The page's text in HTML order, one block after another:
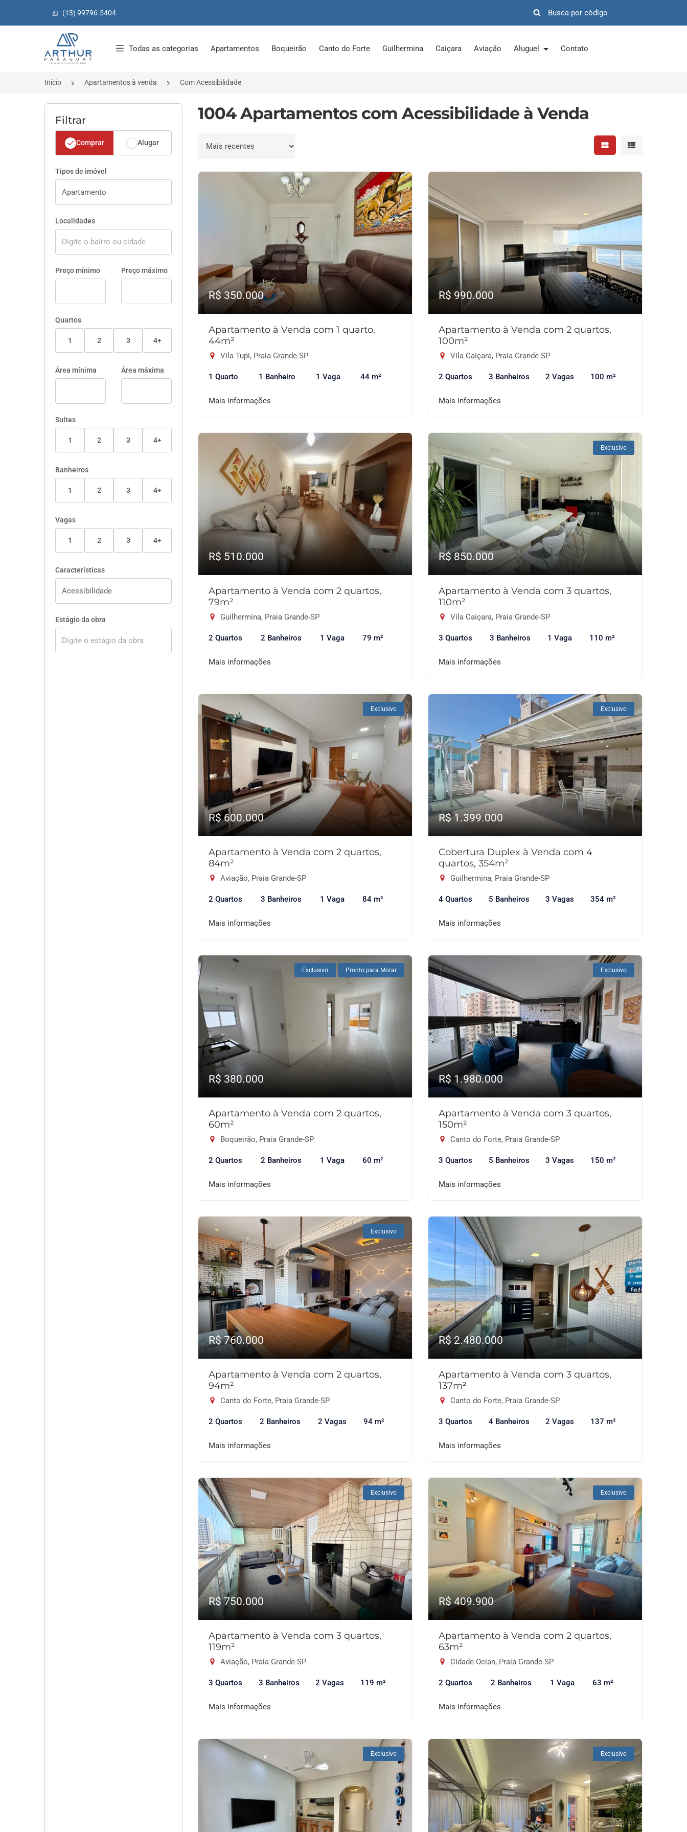
(13) 99796-5404
Página inicial
Todas as categorias Apartamentos Boqueirão Canto do Forte Guilhermina Caiçara Aviação Aluguel Contato
Início Apartamentos à venda Com Acessibilidade
Filtrar
Comprar Alugar
Tipos de imóvel
Localidades
Preço mínimo Preço máximo
Quartos
1 2 3 4+
Área mínima Área máxima
Suítes
1 2 3 4+
Banheiros
1 2 3 4+
Vagas
1 2 3 4+
Características
Estágio da obra
1004 Apartamentos com Acessibilidade à Venda
Ordenar por Mostrar resultados em
Mostrar
R$ 350.000
Apartamento à Venda com 1 quarto,
44m²
Vila Tupi, Praia Grande-SP
1 Quarto 1 Banheiro 1 Vaga 44 m²
Mais informações
R$ 990.000
Apartamento à Venda com 2 quartos,
100m²
Vila Caiçara, Praia Grande-SP
2 Quartos 3 Banheiros 2 Vagas 100 m²
Mais informações
R$ 510.000
Apartamento à Venda com 2 quartos,
79m²
Guilhermina, Praia Grande-SP
2 Quartos 2 Banheiros 1 Vaga 79 m²
Mais informações
Exclusivo
R$ 850.000
Apartamento à Venda com 3 quartos,
110m²
Vila Caiçara, Praia Grande-SP
3 Quartos 3 Banheiros 1 Vaga 110 m²
Mais informações
Exclusivo
R$ 600.000
Apartamento à Venda com 2 quartos,
84m²
Aviação, Praia Grande-SP
2 Quartos 3 Banheiros 1 Vaga 84 m²
Mais informações
Exclusivo
R$ 1.399.000
Cobertura Duplex à Venda com 4
quartos, 354m²
Guilhermina, Praia Grande-SP
4 Quartos 5 Banheiros 3 Vagas 354 m²
Mais informações
Exclusivo Pronto para Morar
R$ 380.000
Apartamento à Venda com 2 quartos,
60m²
Boqueirão, Praia Grande-SP
2 Quartos 2 Banheiros 1 Vaga 60 m²
Mais informações
Exclusivo
R$ 1.980.000
Apartamento à Venda com 3 quartos,
150m²
Canto do Forte, Praia Grande-SP
3 Quartos 5 Banheiros 3 Vagas 150 m²
Mais informações
Exclusivo
R$ 760.000
Apartamento à Venda com 2 quartos,
94m²
Canto do Forte, Praia Grande-SP
2 Quartos 2 Banheiros 2 Vagas 94 m²
Mais informações
R$ 2.480.000
Apartamento à Venda com 3 quartos,
137m²
Canto do Forte, Praia Grande-SP
3 Quartos 4 Banheiros 2 Vagas 137 m²
Mais informações
Exclusivo
R$ 750.000
Apartamento à Venda com 3 quartos,
119m²
Aviação, Praia Grande-SP
3 Quartos 3 Banheiros 2 Vagas 119 m²
Mais informações
Exclusivo
R$ 409.900
Apartamento à Venda com 2 quartos,
63m²
Cidade Ocian, Praia Grande-SP
2 Quartos 2 Banheiros 1 Vaga 63 m²
Mais informações
Exclusivo Exclusivo